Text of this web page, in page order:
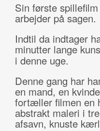
Sin første
arbejder på sagen.
Indtil da indtager
minutter lange
i denne uge.
Denne gang har
en mand, en
fortæller filmen en
abstrakt maleri i
afsavn, knuste